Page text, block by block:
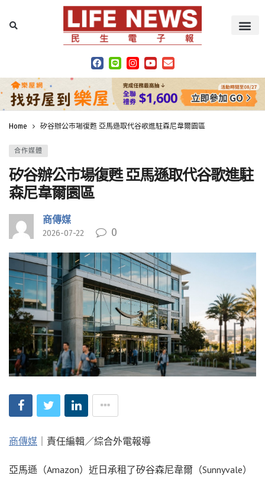
Home 矽谷辦公市場復甦 亞馬遜取代谷歌進駐森尼韋爾園區
合作媒體
矽谷辦公市場復甦 亞馬遜取代谷歌進駐
森尼韋爾園區
商傳媒
2026-07-22 0
商傳媒 ｜責任編輯／綜合外電報導
亞馬遜（Amazon）近日承租了矽谷森尼韋爾（Sunnyvale）